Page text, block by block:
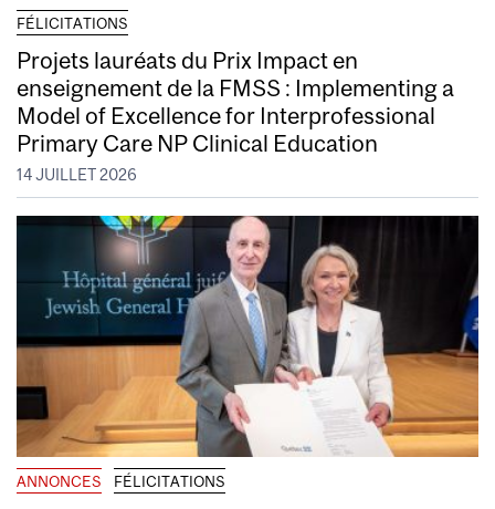
FÉLICITATIONS
Projets lauréats du Prix Impact en
enseignement de la FMSS : Implementing a
Model of Excellence for Interprofessional
Primary Care NP Clinical Education
14 JUILLET 2026
ANNONCES FÉLICITATIONS